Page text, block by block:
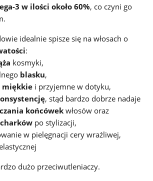
3 w ilości około 60%, co czyni go
idealnie spisze się na włosach o
:
kosmyki,
blasku,
miękkie i przyjemne w dotyku,
, stąd bardzo dobrze nadaje
końcówek włosów oraz
po stylizacji,
w pielęgnacji cery wrażliwej,
dużo przeciwutleniaczy.